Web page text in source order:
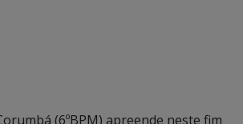
(6ºBPM) apreende neste fim